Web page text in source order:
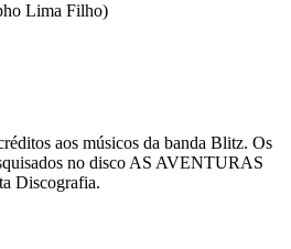
Lima Filho)
aos músicos da banda Blitz. Os
no disco AS AVENTURAS
Discografia.